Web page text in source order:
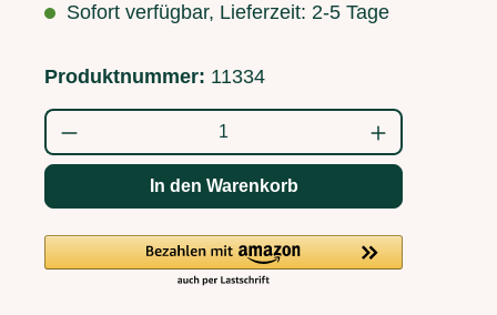
Sofort verfügbar, Lieferzeit: 2-5 Tage
Produktnummer: 11334
Produkt Anzahl: Gib den gewünschten
In den Warenkorb